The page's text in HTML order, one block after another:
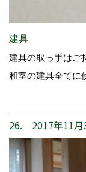
建具
建具の取っ手はご
和室の建具全てに
26. 2017年11月